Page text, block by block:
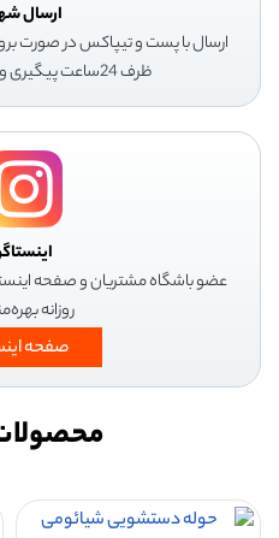
ارسال
ارسال با پست و تیپاکس در صورت
ظرف 24ساعت پیگیری و ثبت شکایت فرمایید.
عضو باشگاه مشتریان و صفحه
روزانه
صفحه